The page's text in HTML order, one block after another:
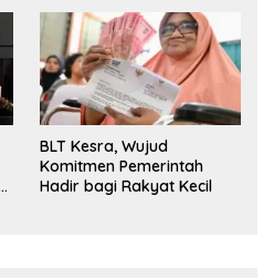
BLT Kesra, Wujud
Komitmen Pemerintah
Hadir bagi Rakyat Kecil